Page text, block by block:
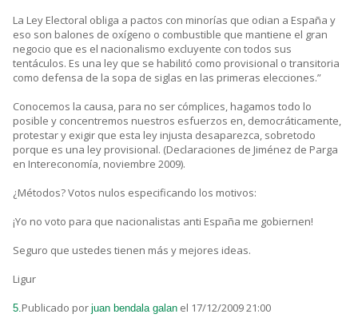
La Ley Electoral obliga a pactos con minorías que odian a España y
eso son balones de oxígeno o combustible que mantiene el gran
negocio que es el nacionalismo excluyente con todos sus
tentáculos. Es una ley que se habilitó como provisional o transitoria
como defensa de la sopa de siglas en las primeras elecciones.”
Conocemos la causa, para no ser cómplices, hagamos todo lo
posible y concentremos nuestros esfuerzos en, democráticamente,
protestar y exigir que esta ley injusta desaparezca, sobretodo
porque es una ley provisional. (Declaraciones de Jiménez de Parga
en Intereconomía, noviembre 2009).
¿Métodos? Votos nulos especificando los motivos:
¡Yo no voto para que nacionalistas anti España me gobiernen!
Seguro que ustedes tienen más y mejores ideas.
Ligur
5.Publicado por juan bendala galan el 17/12/2009 21:00